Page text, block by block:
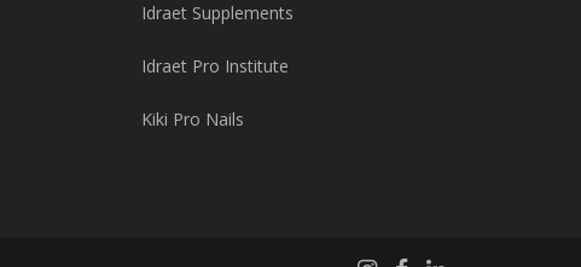
Idraet Supplements
Idraet Pro Institute
Kiki Pro Nails